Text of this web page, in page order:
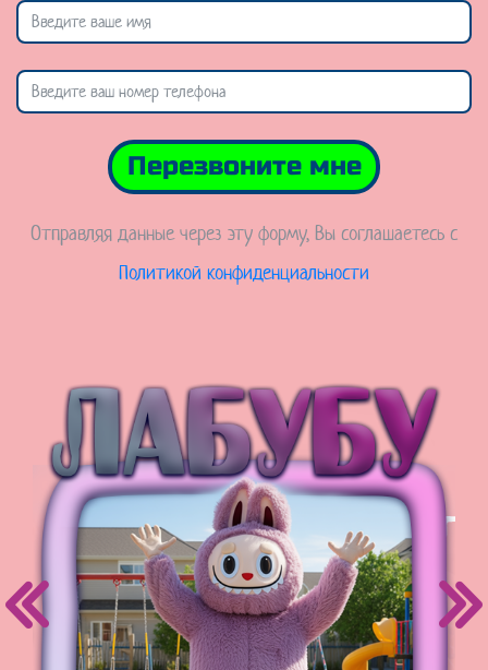
Перезвоните мне
Отправляя данные через эту форму, Вы соглашаетесь с
Политикой конфиденциальности